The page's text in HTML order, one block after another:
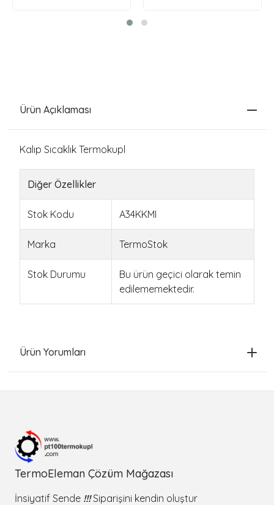
Ürün Açıklaması
Kalıp Sıcaklık Termokupl
Diğer Özellikler
Stok Kodu A34KKMI
Marka TermoStok
Stok Durumu
Bu ürün geçici olarak temin
edilememektedir.
Ürün Yorumları
TermoEleman Çözüm Mağazası
İnsiyatif Sende !!!Siparişini kendin oluştur